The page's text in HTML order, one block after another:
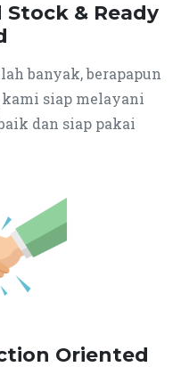
Stock & Ready
banyak, berapapun
siap melayani
dan siap pakai
Oriented